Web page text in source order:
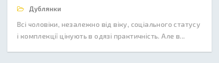
Дублянки
Всі чоловіки, незалежно від віку, соціального статусу
і комплекції цінують в одязі практичність. Але в...